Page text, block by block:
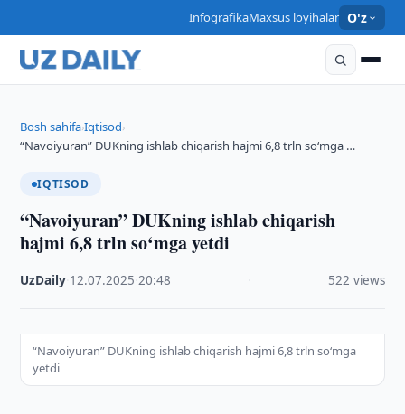
InfografikaMaxsus loyihalar O'z
Bosh sahifa›Iqtisod›
“Navoiyuran” DUKning ishlab chiqarish hajmi 6,8 trln so‘mga …
IQTISOD
“Navoiyuran” DUKning ishlab chiqarish
hajmi 6,8 trln so‘mga yetdi
UzDaily 12.07.2025 ·20:48 522 views
“Navoiyuran” DUKning ishlab chiqarish hajmi 6,8 trln so‘mga
yetdi